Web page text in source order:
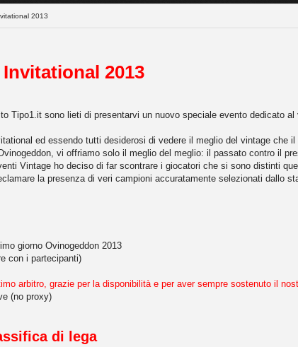
2013
2013
Tipo1.it sono lieti di presentarvi un nuovo speciale evento dedicato
ed essendo tutti desiderosi di vedere il meglio del vintage che
vi offriamo solo il meglio del meglio: il passato contro il
Vintage ho deciso di far scontrare i giocatori che si sono distinti
la presenza di veri campioni accuratamente selezionati dallo
giorno Ovinogeddon 2013
con i partecipanti)
arbitro, grazie per la disponibilità e per aver sempre sostenuto il
(no proxy)
di lega